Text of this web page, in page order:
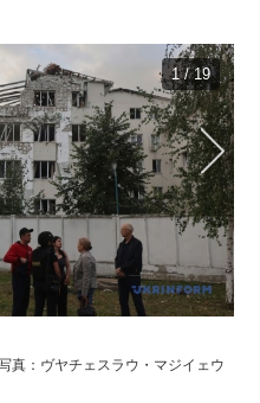
1 / 19
：ヴヤチェスラウ・マジイェウ